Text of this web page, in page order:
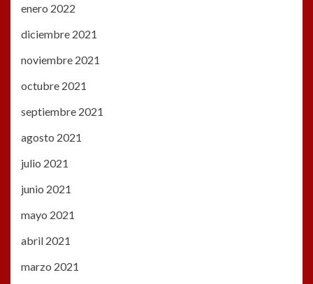
enero 2022
diciembre 2021
noviembre 2021
octubre 2021
septiembre 2021
agosto 2021
julio 2021
junio 2021
mayo 2021
abril 2021
marzo 2021